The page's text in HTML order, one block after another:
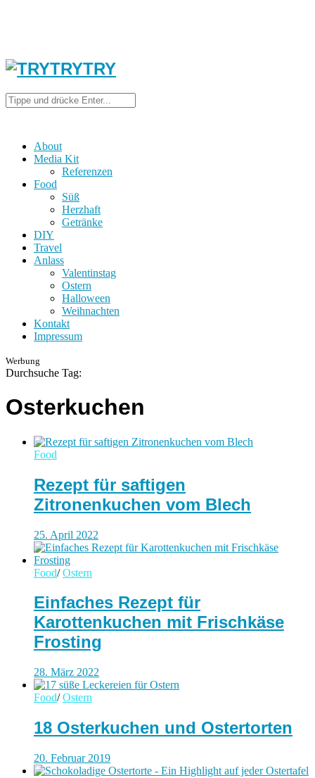
About
Media Kit
Referenzen
Food
Süß
Herzhaft
Getränke
DIY
Travel
Anlass
Valentinstag
Ostern
Halloween
Weihnachten
Kontakt
Impressum
Werbung
Durchsuche Tag:
Osterkuchen
Food
Rezept für saftigen
Zitronenkuchen vom Blech
25. April 2022
Food/ Ostern
Einfaches Rezept für
Karottenkuchen mit Frischkäse
Frosting
28. März 2022
Food/ Ostern
18 Osterkuchen und Ostertorten
20. Februar 2019